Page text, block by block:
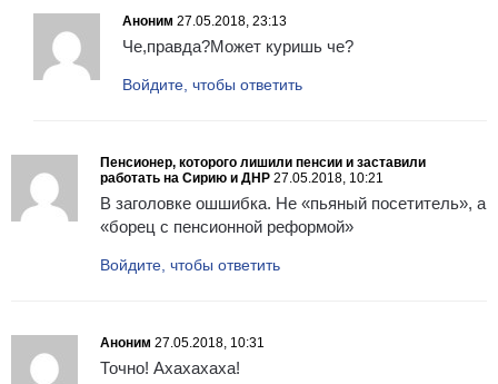
Аноним 27.05.2018, 23:13
Че,правда?Может куришь че?
Войдите, чтобы ответить
Пенсионер, которого лишили пенсии и заставили
работать на Сирию и ДНР 27.05.2018, 10:21
В заголовке ошшибка. Не «пьяный посетитель», а
«борец с пенсионной реформой»
Войдите, чтобы ответить
Аноним 27.05.2018, 10:31
Точно! Ахахахаха!